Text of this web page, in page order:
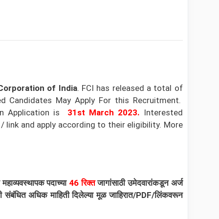
of India. FCI has released a total of
Candidates May Apply For this Recruitment.
Application is
31st March 2023. Interested
and apply according to their eligibility. More
पदाच्या 46 रिक्तजागांसाठी उमेदवारांकडून अर्ज
संबंधित अधिक माहिती दिलेल्या मूळ जाहिरात/PDF/लिंकवरून